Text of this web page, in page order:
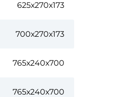
625х270х173
700х270х173
765х240х700
765х240х700